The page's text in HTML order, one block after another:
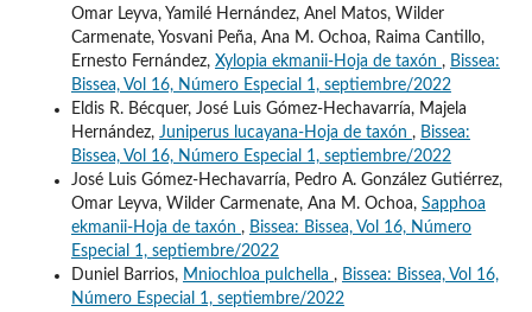
Omar Leyva, Yamilé Hernández, Anel Matos, Wilder
Carmenate, Yosvani Peña, Ana M. Ochoa, Raima Cantillo,
Ernesto Fernández, Xylopia ekmanii-Hoja de taxón , Bissea:
Bissea, Vol 16, Número Especial 1, septiembre/2022
Eldis R. Bécquer, José Luis Gómez-Hechavarría, Majela
Hernández, Juniperus lucayana-Hoja de taxón , Bissea:
Bissea, Vol 16, Número Especial 1, septiembre/2022
José Luis Gómez-Hechavarría, Pedro A. González Gutiérrez,
Omar Leyva, Wilder Carmenate, Ana M. Ochoa, Sapphoa
ekmanii-Hoja de taxón , Bissea: Bissea, Vol 16, Número
Especial 1, septiembre/2022
Duniel Barrios, Mniochloa pulchella , Bissea: Bissea, Vol 16,
Número Especial 1, septiembre/2022